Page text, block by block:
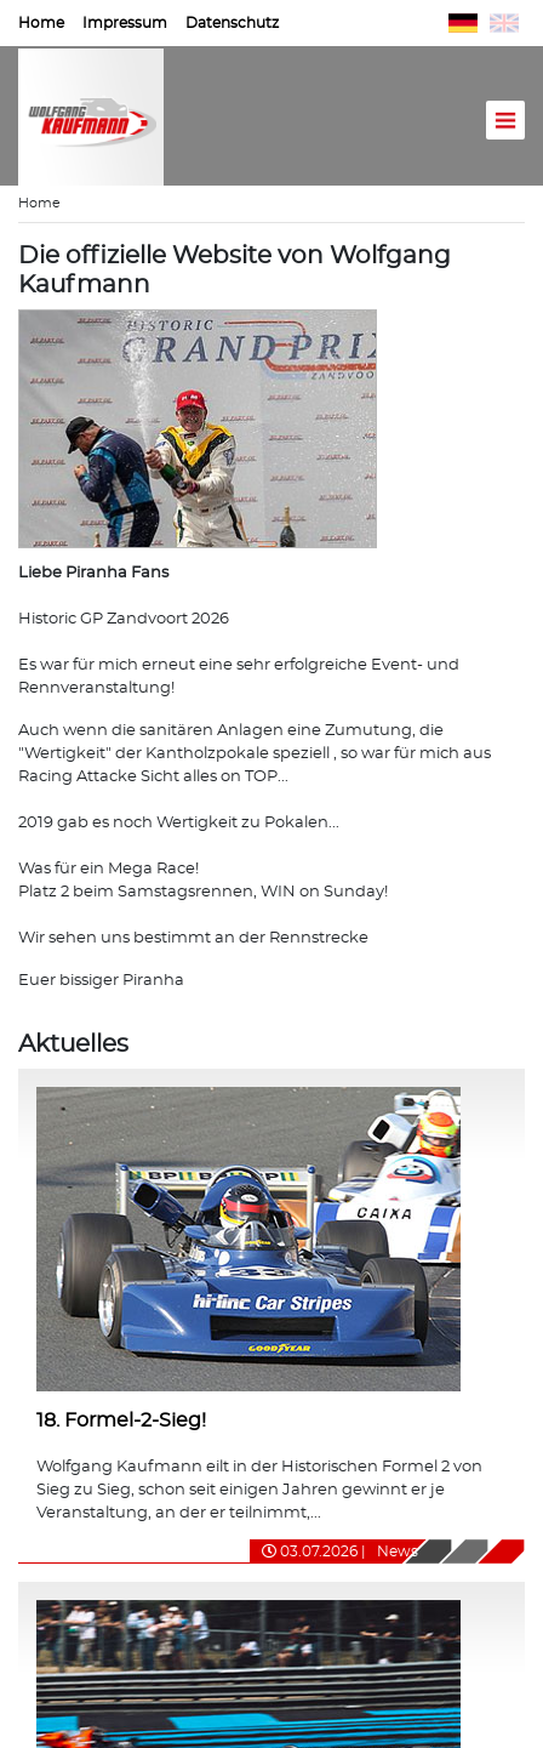
Home Impressum Datenschutz
Home
Die offizielle Website von Wolfgang
Kaufmann
Liebe Piranha Fans
Historic GP Zandvoort 2026
Es war für mich erneut eine sehr erfolgreiche Event- und
Rennveranstaltung!
Auch wenn die sanitären Anlagen eine Zumutung, die
"Wertigkeit" der Kantholzpokale speziell , so war für mich aus
Racing Attacke Sicht alles on TOP...
2019 gab es noch Wertigkeit zu Pokalen...
Was für ein Mega Race!
Platz 2 beim Samstagsrennen, WIN on Sunday!
Wir sehen uns bestimmt an der Rennstrecke
Euer bissiger Piranha
Aktuelles
18. Formel-2-Sieg!
Wolfgang Kaufmann eilt in der Historischen Formel 2 von
Sieg zu Sieg, schon seit einigen Jahren gewinnt er je
Veranstaltung, an der er teilnimmt,...
03.07.2026 News